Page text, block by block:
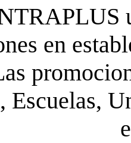
en
Escuelas,